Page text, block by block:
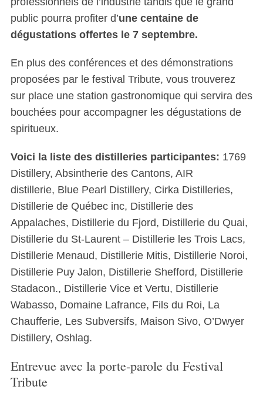
public pourra profiter d’une centaine de
dégustations offertes le 7 septembre.
En plus des conférences et des démonstrations
proposées par le festival Tribute, vous trouverez
sur place une station gastronomique qui servira des
bouchées pour accompagner les dégustations de
spiritueux.
Voici la liste des distilleries participantes: 1769
Distillery, Absintherie des Cantons, AIR
distillerie, Blue Pearl Distillery, Cirka Distilleries,
Distillerie de Québec inc, Distillerie des
Appalaches, Distillerie du Fjord, Distillerie du Quai,
Distillerie du St-Laurent – Distillerie les Trois Lacs,
Distillerie Menaud, Distillerie Mitis, Distillerie Noroi,
Distillerie Puy Jalon, Distillerie Shefford, Distillerie
Stadacon., Distillerie Vice et Vertu, Distillerie
Wabasso, Domaine Lafrance, Fils du Roi, La
Chaufferie, Les Subversifs, Maison Sivo, O’Dwyer
Distillery, Oshlag.
Entrevue avec la porte-parole du Festival
Tribute